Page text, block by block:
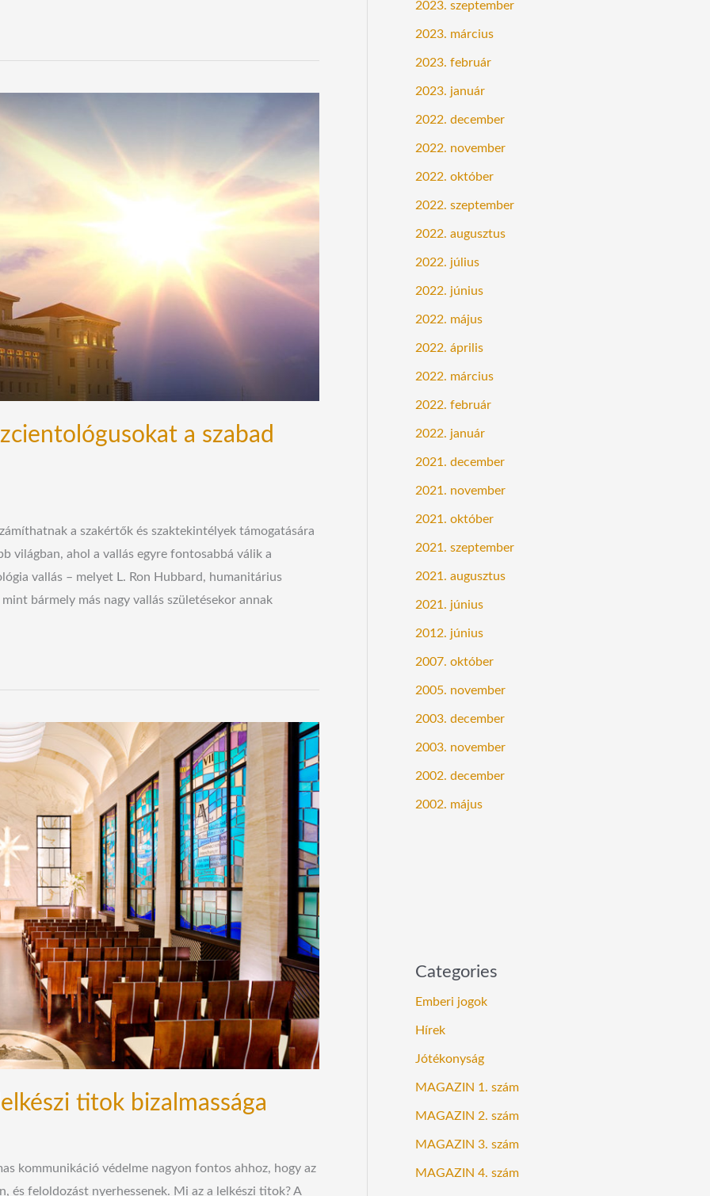
a szabad
a szakértők és szaktekintélyek támogatására
világban, ahol a vallás egyre fontosabbá válik a
vallás – melyet L. Ron Hubbard, humanitárius
bármely más nagy vallás születésekor annak
titok bizalmassága
kommunikáció védelme nagyon fontos ahhoz, hogy az
és feloldozást nyerhessenek. Mi az a lelkészi titok? A
2023. szeptember
2023. március
2023. február
2023. január
2022. december
2022. november
2022. október
2022. szeptember
2022. augusztus
2022. július
2022. június
2022. május
2022. április
2022. március
2022. február
2022. január
2021. december
2021. november
2021. október
2021. szeptember
2021. augusztus
2021. június
2012. június
2007. október
2005. november
2003. december
2003. november
2002. december
2002. május
Categories
Emberi jogok
Hírek
Jótékonyság
MAGAZIN 1. szám
MAGAZIN 2. szám
MAGAZIN 3. szám
MAGAZIN 4. szám